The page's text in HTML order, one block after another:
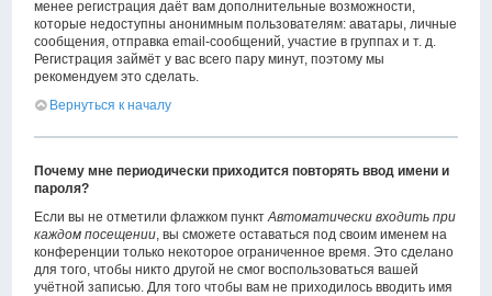
менее регистрация даёт вам дополнительные возможности,
которые недоступны анонимным пользователям: аватары, личные
сообщения, отправка email-сообщений, участие в группах и т. д.
Регистрация займёт у вас всего пару минут, поэтому мы
рекомендуем это сделать.
Вернуться к началу
Почему мне периодически приходится повторять ввод имени и
пароля?
Если вы не отметили флажком пунктАвтоматически входить при
каждом посещении, вы сможете оставаться под своим именем на
конференции только некоторое ограниченное время. Это сделано
для того, чтобы никто другой не смог воспользоваться вашей
учётной записью. Для того чтобы вам не приходилось вводить имя